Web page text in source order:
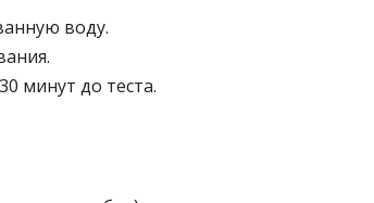
воду.
минут до теста.